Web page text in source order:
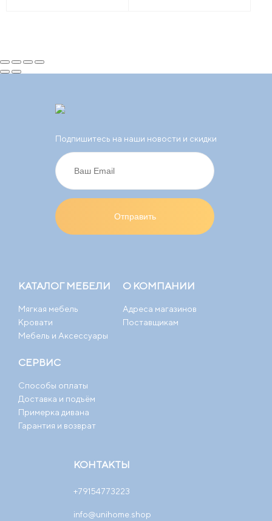
Подпишитесь на наши новости и скидки
КАТАЛОГ МЕБЕЛИ
Мягкая мебель
Кровати
Мебель и Аксессуары
О КОМПАНИИ
Адреса магазинов
Поставщикам
СЕРВИС
Способы оплаты
Доставка и подъём
Примерка дивана
Гарантия и возврат
КОНТАКТЫ
+79154773223
info@unihome.shop